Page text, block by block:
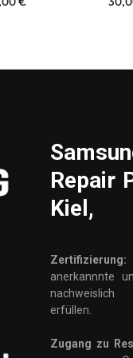
Repair
Kiel,
Zertifizierung:
anerkannnte
nachweislich
erfüllen.
Zugang zu